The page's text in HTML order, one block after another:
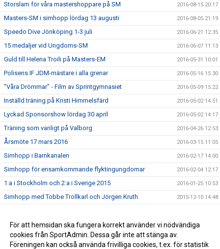
Storslam för våra mastershoppare på SM 2016-08-15 20:17
Masters-SM i simhopp lördag 13 augusti 2016-08-05 21:19
Speedo Dive Jönköping 1-3 juli 2016-06-21 12:35
15 medaljer vid Ungdoms-SM 2016-06-07 11:13
Guld till Helena Troili på Masters-EM 2016-05-31 10:01
Polisens IF JDM-mästare i alla grenar 2016-05-16 15:30
"Våra Drömmar" - Film av Sprintgymnasiet 2016-05-09 15:22
Inställd träning på Kristi Himmelsfärd 2016-05-02 14:51
Lyckad Sponsorshow lördag 30 april 2016-05-02 14:17
Träning som vanligt på Valborg 2016-04-26 12:53
Årsmöte 17 mars 2016 2016-03-15 11:05
Simhopp i Barnkanalen 2016-02-17 14:00
Simhopp för ensamkommande flyktingungdomar 2016-02-04 12:17
1:a i Stockholm och 2:a i Sverige 2015 2016-01-25 10:53
Simhopp med Tobbe Trollkarl och Jörgen Kruth 2015-12-10 14:48
Dive of Hope drog in 70000 kr! 2015-10-05 13:04
2014-05-21 16:32
För att hemsidan ska fungera korrekt använder vi nödvändiga
cookies från SportAdmin. Dessa går inte att stänga av.
Föreningen kan också använda frivilliga cookies, t.ex. för statistik